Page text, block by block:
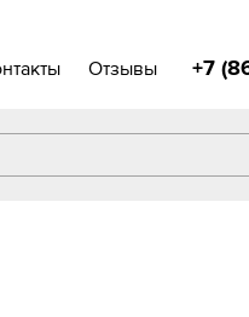
Отзывы +7